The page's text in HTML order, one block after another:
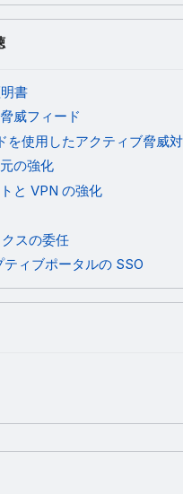
書
威フィード
を使用したアクティブ脅威
の強化
と VPN の強化
スの委任
ィブポータルの SSO